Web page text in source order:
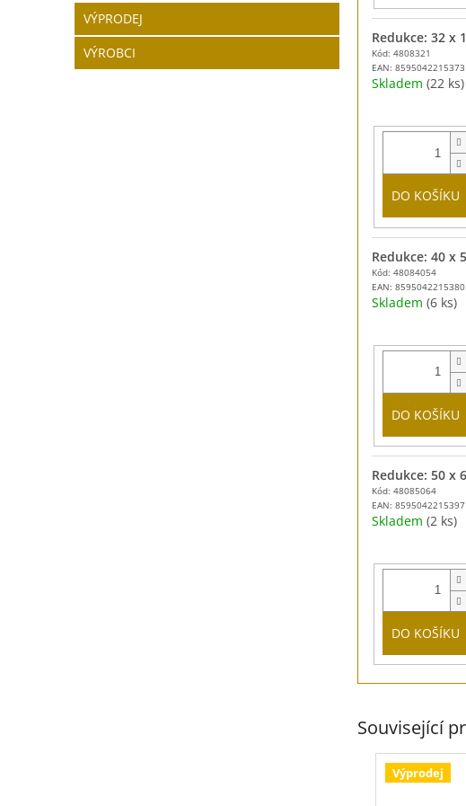
VÝPRODEJ
VÝROBCI
Kód: 4808321
EAN: 8595042215373
Redukce: 32 x
Skladem (22 ks)
DO KOŠÍKU
Kód: 48084054
EAN: 8595042215380
Redukce: 40 x
Skladem (6 ks)
DO KOŠÍKU
Kód: 48085064
EAN: 8595042215397
Redukce: 50 x
Skladem (2 ks)
DO KOŠÍKU
Související
Výprodej